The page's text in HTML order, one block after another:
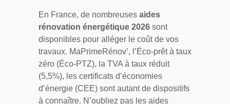
En France, de nombreuses aides
rénovation énergétique 2026 sont
disponibles pour alléger le coût de vos
travaux. MaPrimeRénov’, l’Éco-prêt à taux
zéro (Éco-PTZ), la TVA à taux réduit
(5,5%), les certificats d’économies
d’énergie (CEE) sont autant de dispositifs
à connaître. N’oubliez pas les aides